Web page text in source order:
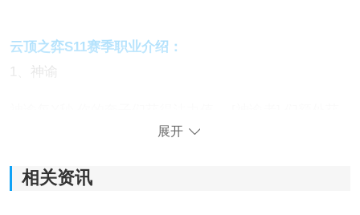
云顶之弈S11赛季职业介绍：
1、神谕
展开
相关资讯